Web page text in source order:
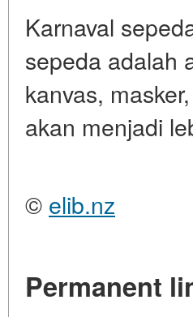
Karnaval
sepeda adalah
kanvas,
akan menjadi
© elib.nz
Permanent